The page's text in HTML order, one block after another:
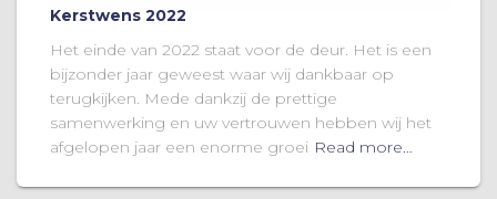
Kerstwens 2022
Het einde van 2022 staat voor de deur. Het is een
bijzonder jaar geweest waar wij dankbaar op
terugkijken. Mede dankzij de prettige
samenwerking en uw vertrouwen hebben wij het
afgelopen jaar een enorme groei Read more…